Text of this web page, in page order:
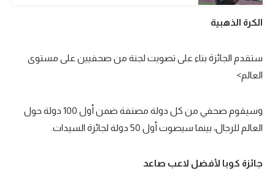
رياضة نسائية
آسيا
أمريكا
ركن الألعاب
ميركاتو
الكرة الذهبية
ستقدم الجائزة بناء على تصويت لجنة من صحفيين على مستوى
العالم>
وسيقوم صحفي من كل دولة مصنفة ضمن أول 100 دولة حول
العالم للرجال، بينما سيصوت أول 50 دولة لجائزة السيدات.
جائزة كوبا لأفضل لاعب صاعد